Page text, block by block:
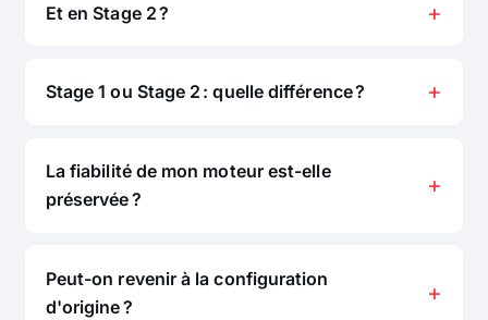
Et en Stage 2 ?
Stage 1 ou Stage 2 : quelle différence ?
La fiabilité de mon moteur est-elle
préservée ?
Peut-on revenir à la configuration
d'origine ?